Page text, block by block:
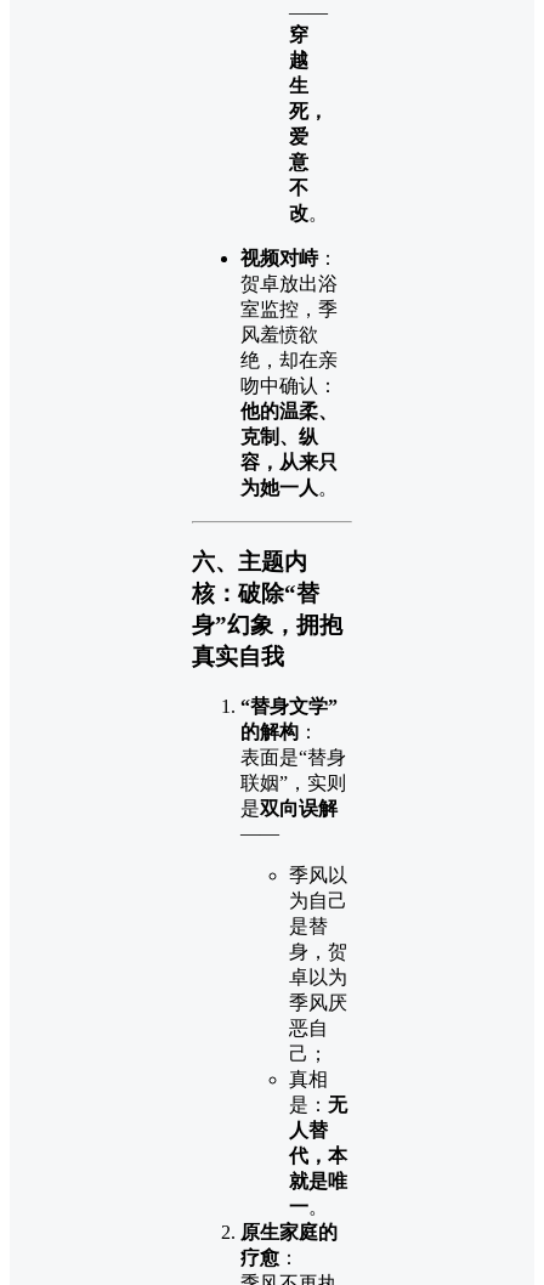
——
穿
越
生
死，
爱
意
不
改。
视频对峙：
贺卓放出浴
室监控，季
风羞愤欲
绝，却在亲
吻中确认：
他的温柔、
克制、纵
容，从来只
为她一人 。
六、主题内
核：破除“替
身”幻象，拥抱
真实自我
“替身文学”
的解构 ：
表面是“替身
联姻”，实则
是双向误解
——
季风以
为自己
是替
身，贺
卓以为
季风厌
恶自
己；
真相
是： 无
人替
代，本
就是唯
一。
原生家庭的
疗愈 ：